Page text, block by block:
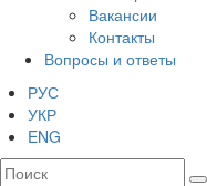
Вакансии
Контакты
Вопросы и ответы
РУС
УКР
ENG